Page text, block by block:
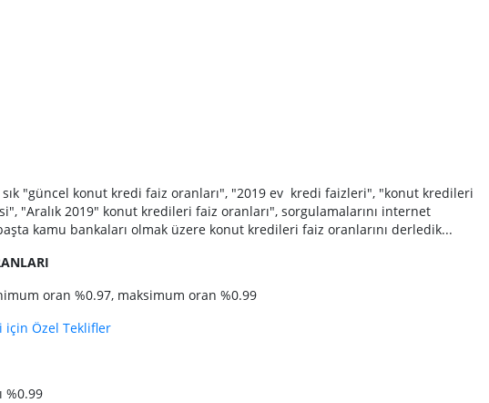
"güncel konut kredi faiz oranları", "2019 ev kredi faizleri", "konut kredileri
"Aralık 2019" konut kredileri faiz oranları", sorgulamalarını internet
kamu bankaları olmak üzere konut kredileri faiz oranlarını derledik...
oran %0.97, maksimum oran %0.99
için Özel Teklifler
%0.99